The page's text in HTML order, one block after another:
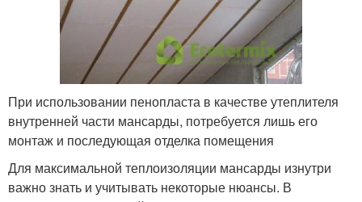
При использовании пенопласта в качестве утеплителя
внутренней части мансарды, потребуется лишь его
монтаж и последующая отделка помещения
Для максимальной теплоизоляции мансарды изнутри
важно знать и учитывать некоторые нюансы. В